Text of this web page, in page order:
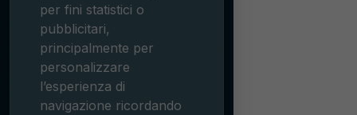
per fini statistici o
pubblicitari,
principalmente per
personalizzare
l’esperienza di
navigazione ricordando